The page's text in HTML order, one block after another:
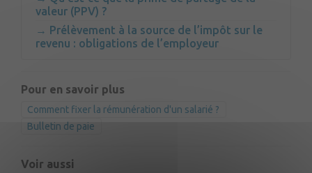
valeur (PPV) ?
Prélèvement à la source de l’impôt sur le
revenu : obligations de l’employeur
Pour en savoir plus
Comment fixer la rémunération d'un salarié ?
Bulletin de paie
Voir aussi